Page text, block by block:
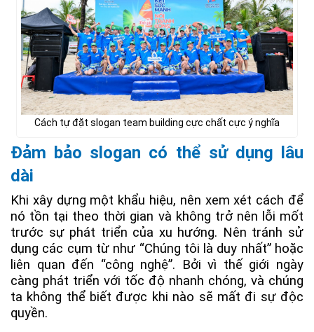
Cách tự đặt slogan team building cực chất cực ý nghĩa
Đảm bảo slogan có thể sử dụng lâu
dài
Khi xây dựng một khẩu hiệu, nên xem xét cách để
nó tồn tại theo thời gian và không trở nên lỗi mốt
trước sự phát triển của xu hướng. Nên tránh sử
dụng các cụm từ như “Chúng tôi là duy nhất” hoặc
liên quan đến “công nghệ”. Bởi vì thế giới ngày
càng phát triển với tốc độ nhanh chóng, và chúng
ta không thể biết được khi nào sẽ mất đi sự độc
quyền.